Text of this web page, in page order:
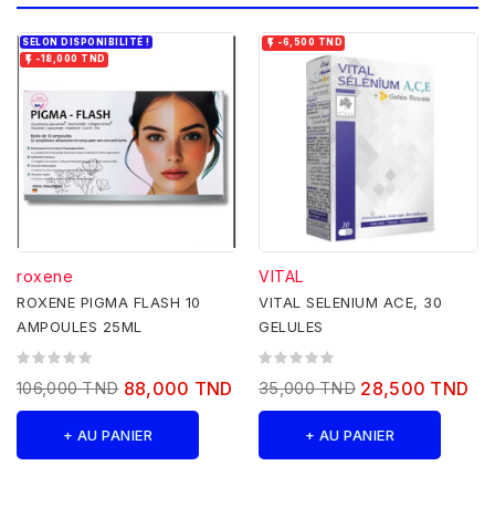
SELON DISPONIBILITÉ !
 -18,000 TND
roxene
ROXENE PIGMA FLASH 10
AMPOULES 25ML
106,000 TND 88,000 TND
+ AU PANIER
 -6,500 TND
VITAL
VITAL SELENIUM ACE, 30
GELULES
35,000 TND 28,500 TND
+ AU PANIER